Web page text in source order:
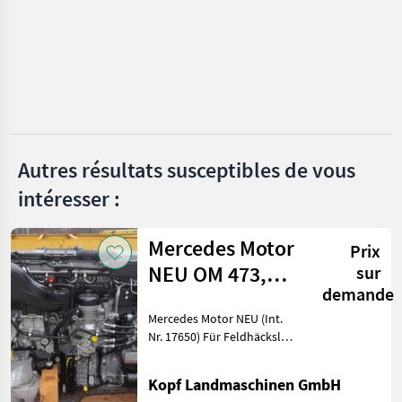
Fendt
Afficher
tous
les 21
MARKETPLACE
Marketplace
Offres des
distributeurs
annonces
Autres résultats susceptibles de vous
intéresser :
Mercedes Motor
NEU OM 473,
471, 4
Prix
sur
demande
Mercedes Motor NEU (Int.
Nr. 17650) Für Feldhäcksler,
Mercedes Motor OM 473.
Kopf Landmaschinen GmbH